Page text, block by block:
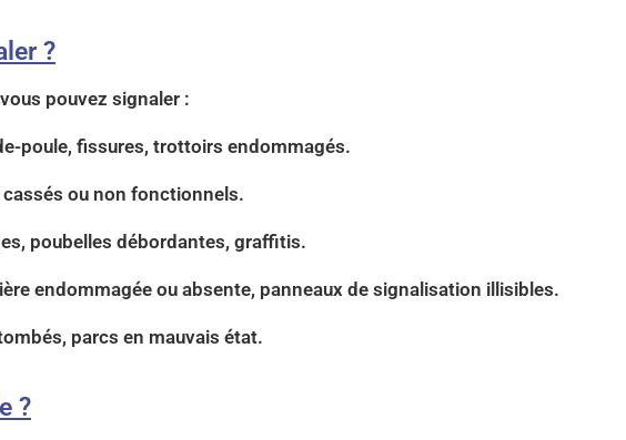
?
pouvez signaler :
poule, fissures, trottoirs endommagés.
ou non fonctionnels.
poubelles débordantes, graffitis.
endommagée ou absente, panneaux de signalisation illisibles.
parcs en mauvais état.
?